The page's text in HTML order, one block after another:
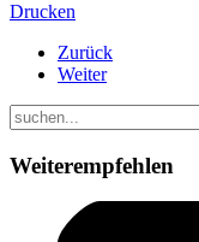
Drucken
Zurück
Weiter
Weiterempfehlen